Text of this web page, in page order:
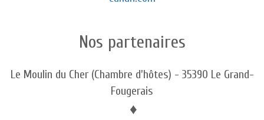
Nos partenaires
Le Moulin du Cher (Chambre d'hôtes) - 35390 Le Grand-
Fougerais
♦